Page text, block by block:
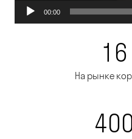
00:00
На рынке